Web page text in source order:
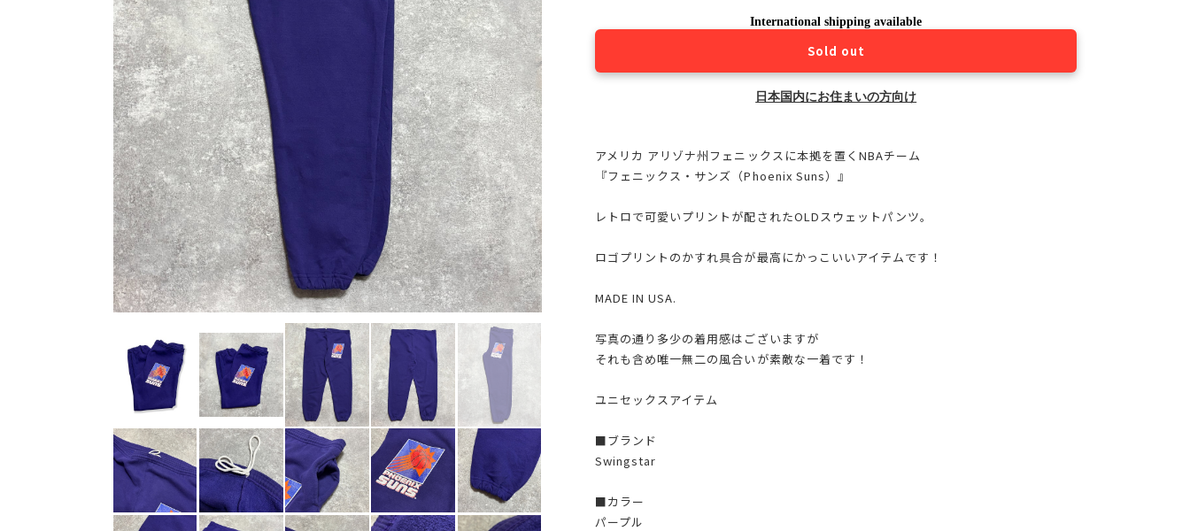
International shipping available
Sold out
日本国内にお住まいの方向け
アメリカ アリゾナ州フェニックスに本拠を置くNBAチーム
『フェニックス・サンズ（Phoenix Suns）』
レトロで可愛いプリントが配されたOLDスウェットパンツ。
ロゴプリントのかすれ具合が最高にかっこいいアイテムです！
MADE IN USA.
写真の通り多少の着用感はございますが
それも含め唯一無二の風合いが素敵な一着です！
ユニセックスアイテム
■ブランド
Swingstar
■カラー
パープル